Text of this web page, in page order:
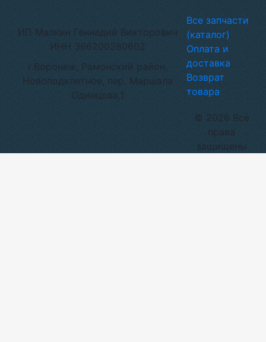
ИП Малкин Геннадий Викторович
ИНН 366200280602
г.Воронеж, Рамонский район,
Новоподклетное, пер. Маршала
Одинцова,1
© 2026 Все
права
защищены
Все запчасти
(каталог)
Оплата и
доставка
Возврат
товара